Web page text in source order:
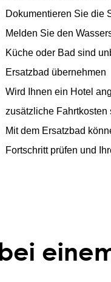
Dokumentieren Sie die
Melden Sie den
Küche oder Bad sind
Ersatzbad übernehmen
Wird Ihnen ein Hotel
zusätzliche Fahrtkosten
Mit dem Ersatzbad
Fortschritt prüfen und